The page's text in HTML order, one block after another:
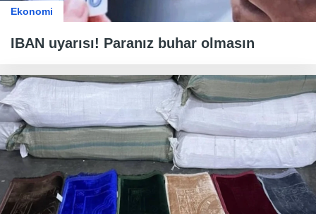
Ekonomi
IBAN uyarısı! Paranız buhar olmasın